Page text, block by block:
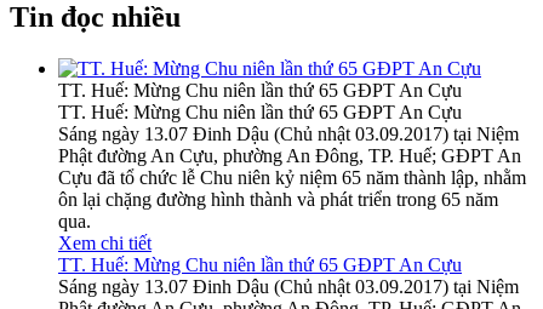
Tin đọc nhiều
TT. Huế: Mừng Chu niên lần thứ 65 GĐPT An Cựu
TT. Huế: Mừng Chu niên lần thứ 65 GĐPT An Cựu
Sáng ngày 13.07 Đinh Dậu (Chủ nhật 03.09.2017) tại Niệm
Phật đường An Cựu, phường An Đông, TP. Huế; GĐPT An
Cựu đã tổ chức lễ Chu niên kỷ niệm 65 năm thành lập, nhằm
ôn lại chặng đường hình thành và phát triển trong 65 năm
qua.
Xem chi tiết
TT. Huế: Mừng Chu niên lần thứ 65 GĐPT An Cựu
Sáng ngày 13.07 Đinh Dậu (Chủ nhật 03.09.2017) tại Niệm